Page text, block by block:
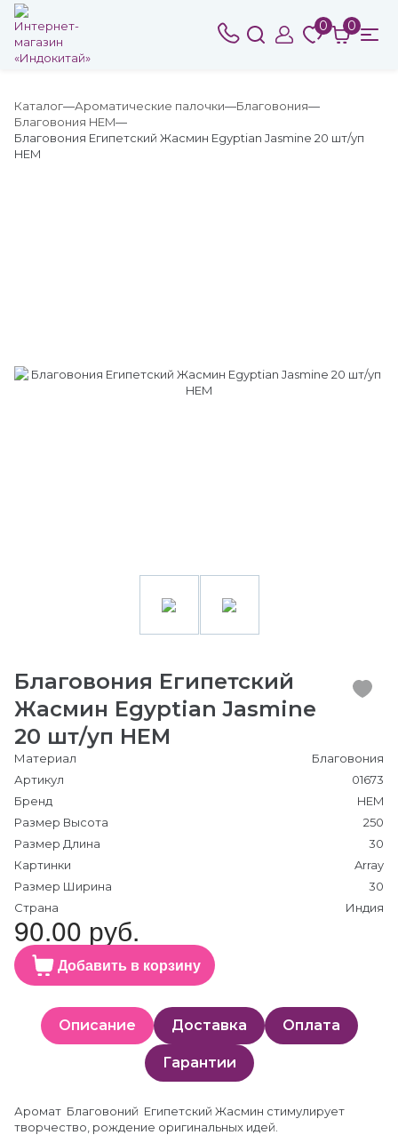
0 0
Каталог Ароматические палочки
Благовония
Благовония HEM
Благовония Египетский Жасмин Egyptian Jasmine 20 шт/уп
HEM
Благовония Египетский
Жасмин Egyptian Jasmine
20 шт/уп HEM
Материал
Благовония
Артикул
01673
Бренд
HEM
Размер Высота
250
Размер Длина
30
Картинки
Array
Размер Ширина
30
Страна
Индия
90.00 руб.
Добавить в корзину
Описание Доставка Оплата
Гарантии
Аромат Благовоний Египетский Жасмин стимулирует
творчество, рождение оригинальных идей.